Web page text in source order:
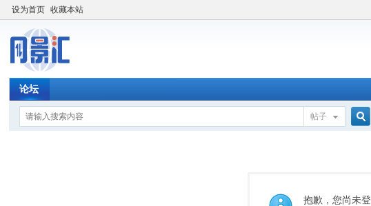
设为首页 收藏本站
论坛
帖子
索
抱歉，您尚未